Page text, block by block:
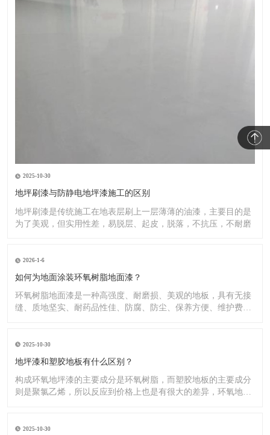
2025-10-30
地坪刷漆与防静电地坪漆施工的区别
地坪刷漆是传统施工在地表层刷上一层薄薄的油漆，主要目的是
为了美观，但实用性差，易脱层、起皮，脱落，不抗压，不耐磨
2026-1-6
如何为地面涂装环氧树脂地面漆？
环氧树脂地面漆是一种高强度、耐磨损、美观的地板，具有无接
缝、质地坚实、耐药品性佳、防腐、防尘、保养方便、维护费用
2025-10-30
地坪漆和塑胶地板有什么区别？
构成环氧地坪漆的主要成分是环氧树脂，而塑胶地板的主要成分
则是聚氯乙烯，所以反应到价格上也是有很大的差异，环氧地坪
2025-10-30